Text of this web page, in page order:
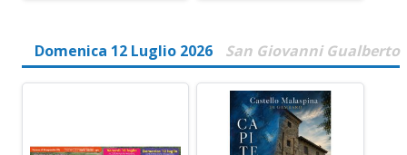
Domenica 12 Luglio 2026 San Giovanni Gualberto